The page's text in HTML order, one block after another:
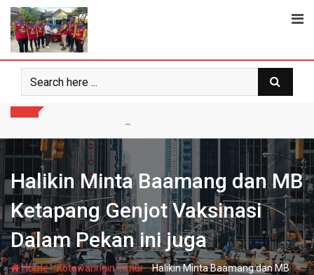
Skip
content
Halikin Minta Baamang dan MB
Ketapang Genjot Vaksinasi
Dalam Pekan ini juga
Home-Kotawaringin Timur-Halikin Minta Baamang dan MB